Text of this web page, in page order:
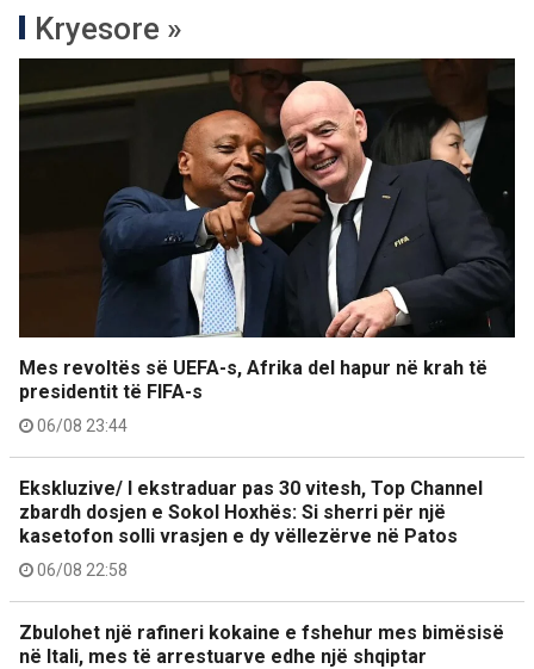
Kryesore »
Mes revoltës së UEFA-s, Afrika del hapur në krah të
presidentit të FIFA-s
06/08 23:44
Ekskluzive/ I ekstraduar pas 30 vitesh, Top Channel
zbardh dosjen e Sokol Hoxhës: Si sherri për një
kasetofon solli vrasjen e dy vëllezërve në Patos
06/08 22:58
Zbulohet një rafineri kokaine e fshehur mes bimësisë
në Itali, mes të arrestuarve edhe një shqiptar